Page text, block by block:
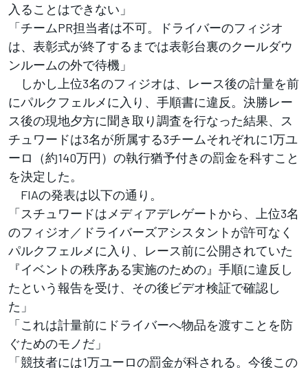
入ることはできない」
「チームPR担当者は不可。ドライバーのフィジオ
は、表彰式が終了するまでは表彰台裏のクールダウ
ンルームの外で待機」
しかし上位3名のフィジオは、レース後の計量を前
にパルクフェルメに入り、手順書に違反。決勝レー
ス後の現地夕方に聞き取り調査を行なった結果、ス
チュワードは3名が所属する3チームそれぞれに1万ユ
ーロ（約140万円）の執行猶予付きの罰金を科すこと
を決定した。
FIAの発表は以下の通り。
「スチュワードはメディアデレゲートから、上位3名
のフィジオ／ドライバーズアシスタントが許可なく
パルクフェルメに入り、レース前に公開されていた
『イベントの秩序ある実施のための』手順に違反し
たという報告を受け、その後ビデオ検証で確認し
た」
「これは計量前にドライバーへ物品を渡すことを防
ぐためのモノだ」
「競技者には1万ユーロの罰金が科される。今後この